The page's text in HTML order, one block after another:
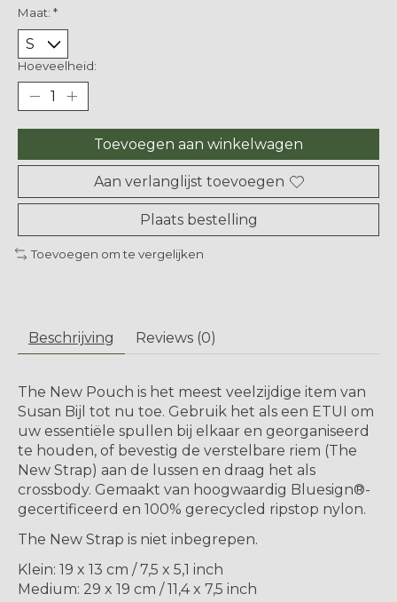
Maat: *
Hoeveelheid:
Toevoegen aan winkelwagen
Aan verlanglijst toevoegen
Plaats bestelling
Toevoegen om te vergelijken
Beschrijving Reviews (0)
The New Pouch is het meest veelzijdige item van
Susan Bijl tot nu toe. Gebruik het als een ETUI om
uw essentiële spullen bij elkaar en georganiseerd
te houden, of bevestig de verstelbare riem (The
New Strap) aan de lussen en draag het als
crossbody. Gemaakt van hoogwaardig Bluesign®-
gecertificeerd en 100% gerecycled ripstop nylon.
The New Strap is niet inbegrepen.
Klein: 19 x 13 cm / 7,5 x 5,1 inch
Medium: 29 x 19 cm / 11,4 x 7,5 inch